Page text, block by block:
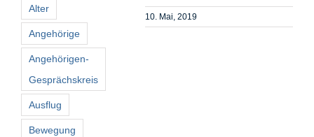
Suche
nach:
10. Mai, 2019
Alter
Angehörige
Angehörigen-
Gesprächskreis
Ausflug
Bewegung